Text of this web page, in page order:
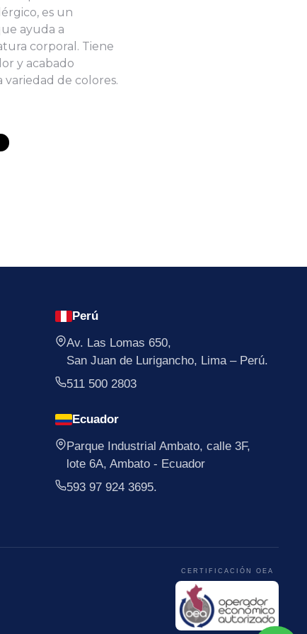
es un
ayuda a
corporal. Tiene
y acabado
de colores.
Perú
Av. Las Lomas 650,
San Juan de Lurigancho, Lima – Perú.
511 500 2803
Ecuador
Parque Industrial Ambato, calle 3F,
lote 6A, Ambato - Ecuador
593 97 924 3695.
CERTIFICACIÓN OEA